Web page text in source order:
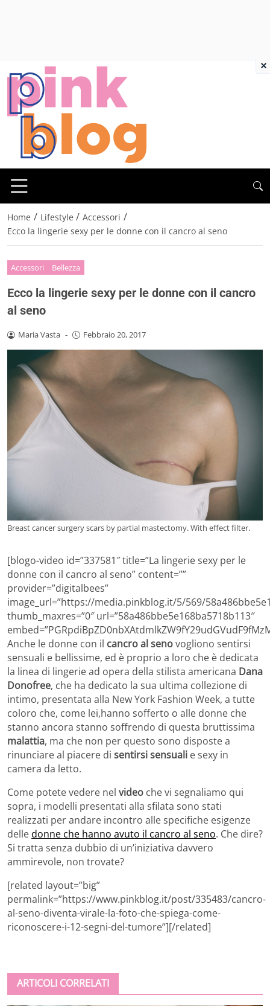
Home / Lifestyle / Accessori /
Ecco la lingerie sexy per le donne con il cancro al seno
Accessori Bellezza
Ecco la lingerie sexy per le donne con il cancro
al seno
Maria Vasta - Febbraio 20, 2017
Breast cancer surgery scars by partial mastectomy. With effect filter.
[blogo-video id=”337581″ title=”La lingerie sexy per le
donne con il cancro al seno” content=””
provider=”digitalbees”
image_url=”https://media.pinkblog.it/5/569/
thumb_maxres=”0″ url=”58a486bbe5e168ba5718b113″
Anche le donne con il cancro al senovogliono sentirsi
sensuali e bellissime, ed è proprio a loro che è dedicata
la linea di lingerie ad opera della stilista americana Dana
Donofree, che ha dedicato la sua ultima collezione di
intimo, presentata alla New York Fashion Week, a tutte
coloro che, come lei,hanno sofferto o alle donne che
stanno ancora stanno soffrendo di questa bruttissima
malattia, ma che non per questo sono disposte a
rinunciare al piacere di sentirsi sensuali e sexy in
camera da letto.
Come potete vedere nel video che vi segnaliamo qui
sopra, i modelli presentati alla sfilata sono stati
realizzati per andare incontro alle specifiche esigenze
delledonne che hanno avuto il cancro al seno. Che dire?
Si tratta senza dubbio di un’iniziativa davvero
ammirevole, non trovate?
[related layout=”big”
permalink=”https://www.pinkblog.it/post/335483/cancro-
al-seno-diventa-virale-la-foto-che-spiega-come-
riconoscere-i-12-segni-del-tumore”][/related]
ARTICOLI CORRELATI
×